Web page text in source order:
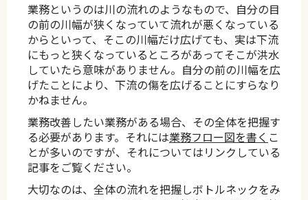
業務というのは川の流れのようなもので、自分の目
の前の川幅が狭くなっていて流れが悪くなっている
からといって、そこの川幅だけ広げても、実は下流
にもっと狭くなっているところがあってそこが洪水
していたら意味がありません。自分の前の川幅を広
げたことにより、下流の傷を広げることにすらなり
かねません。
業務改善したい業務がある場合、その全体を把握す
る必要があります。それには業務フロー図を書く こ
とが多いのですが、それについてはリンクしている
記事をご覧ください。
大切なのは、全体の流れを把握しボトルネックをみ